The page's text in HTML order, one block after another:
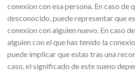
conexion con esa persona. En caso de
desconocido, puede representar que
conexion con alguien nuevo. En caso
alguien con el que has tenido la
puede implicar que estas tras una
caso, el significado de este sueno